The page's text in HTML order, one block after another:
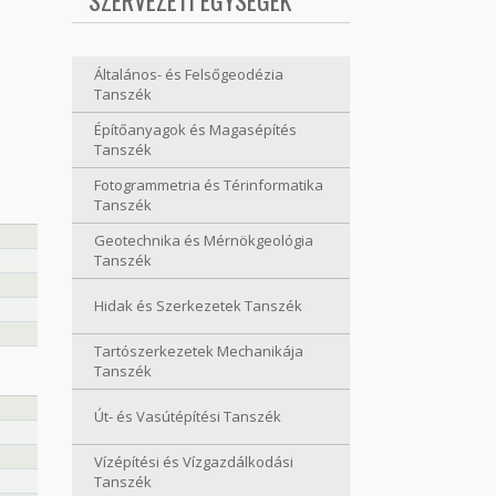
Általános- és Felsőgeodézia
Tanszék
Építőanyagok és Magasépítés
Tanszék
Fotogrammetria és Térinformatika
Tanszék
Geotechnika és Mérnökgeológia
Tanszék
Hidak és Szerkezetek Tanszék
Tartószerkezetek Mechanikája
Tanszék
Út- és Vasútépítési Tanszék
Vízépítési és Vízgazdálkodási
Tanszék